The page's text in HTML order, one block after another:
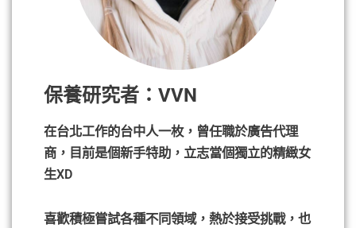
保養研究者：VVN
在台北工作的台中人一枚，曾任職於廣告代理
商，目前是個新手特助，立志當個獨立的精緻女
生XD
喜歡積極嘗試各種不同領域，熱於接受挑戰，也